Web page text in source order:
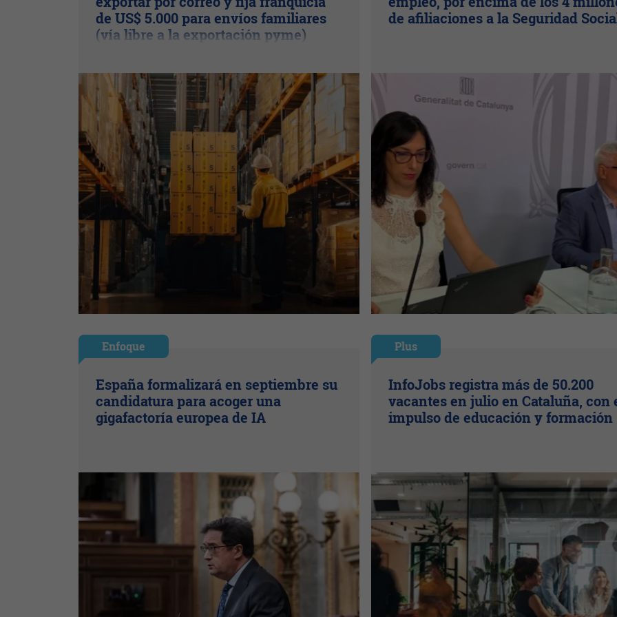
de US$ 5.000 para envíos familiares
(vía libre a la exportación pyme)
de afiliaciones a la Seguridad
Enfoque
España formalizará en septiembre su
candidatura para acoger una
gigafactoría europea de IA
Plus
InfoJobs registra más de 50.200
vacantes en julio en Cataluña, con
impulso de educación y formación